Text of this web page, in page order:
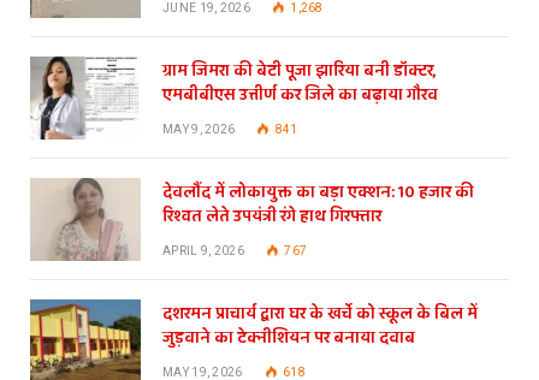
JUNE 19, 2026 1,268
ग्राम जिमरा की बेटी पूजा झारिया बनी डॉक्टर,
एमबीबीएस उत्तीर्ण कर जिले का बढ़ाया गौरव
MAY 9, 2026 841
देवलौंद में लोकायुक्त का बड़ा एक्शन: 10 हजार की
रिश्वत लेते उपयंत्री रंगे हाथ गिरफ्तार
APRIL 9, 2026 767
दशरमन प्राचार्य द्वारा घर के खर्चे को स्कूल के बिल में
जुड़वाने का टेक्नीशियन पर बनाया दवाब
MAY 19, 2026 618